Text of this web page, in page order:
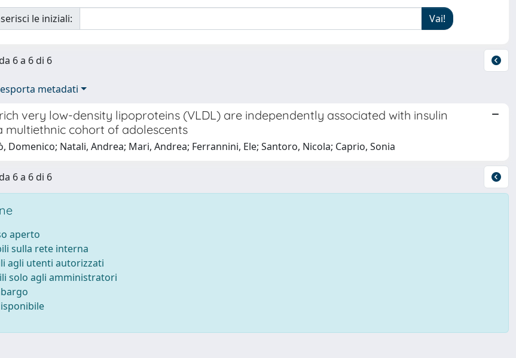
le iniziali:
6 a 6 di 6
esporta metadati
very low-density lipoproteins (VLDL) are independently associated with insulin
multiethnic cohort of adolescents
Domenico; Natali, Andrea; Mari, Andrea; Ferrannini, Ele; Santoro, Nicola; Caprio, Sonia
6 a 6 di 6
aperto
sulla rete interna
agli utenti autorizzati
solo agli amministratori